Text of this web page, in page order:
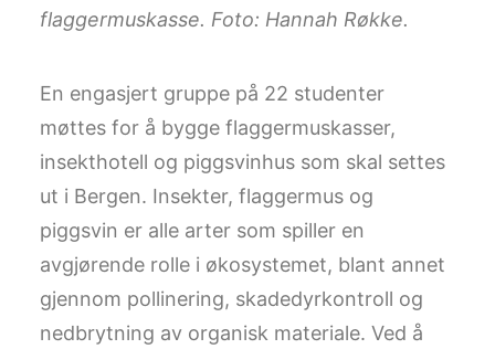
flaggermuskasse. Foto: Hannah Røkke.
En engasjert gruppe på 22 studenter
møttes for å bygge flaggermuskasser,
insekthotell og piggsvinhus som skal settes
ut i Bergen. Insekter, flaggermus og
piggsvin er alle arter som spiller en
avgjørende rolle i økosystemet, blant annet
gjennom pollinering, skadedyrkontroll og
nedbrytning av organisk materiale. Ved å